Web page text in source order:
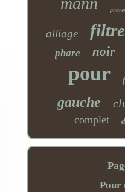
alliage filtre
phare noir
pour
gauche
complet
Pour